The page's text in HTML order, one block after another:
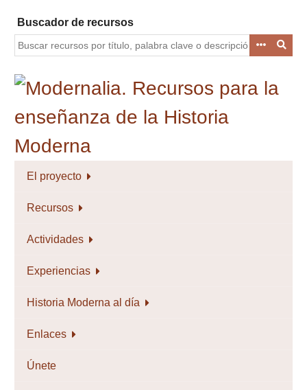
contenido
principal
Buscador de recursos
El proyecto
Recursos
Actividades
Experiencias
Historia Moderna al día
Enlaces
Únete